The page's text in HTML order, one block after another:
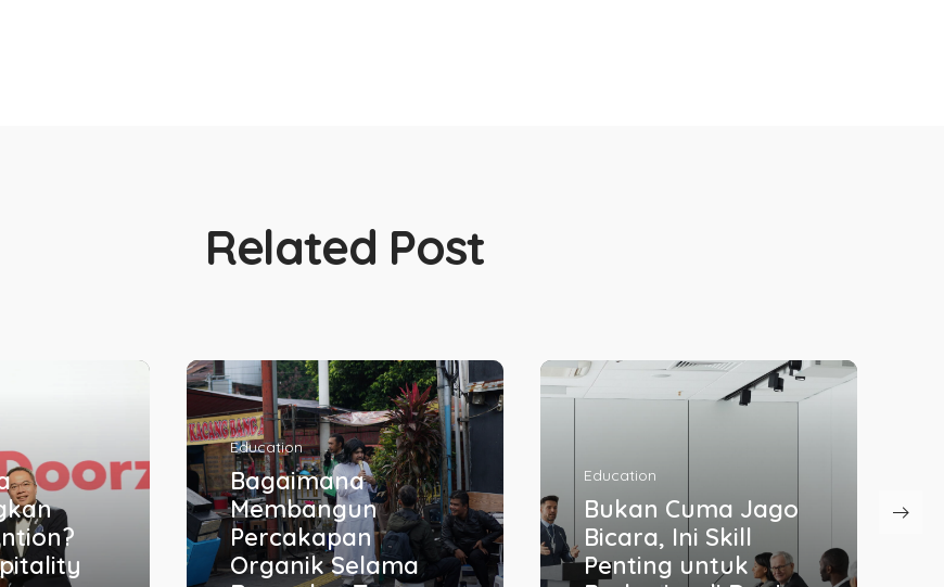
Related Post
Education
Bukan Cuma Jago
Bicara, Ini Skill
Penting untuk
Bagaimana
Memenangkan
Media Attention?
Brand Hospitality